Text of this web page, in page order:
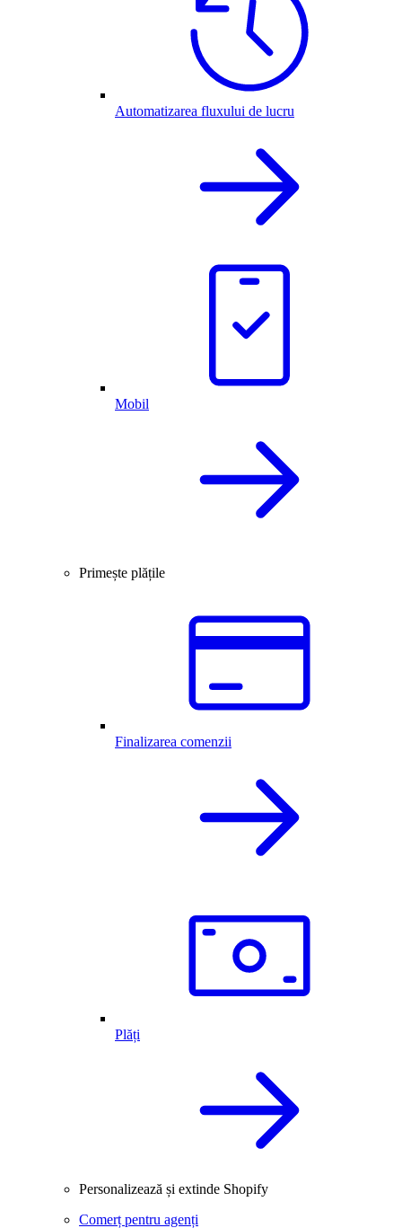
Automatizarea fluxului de lucru
Mobil
Primește plățile
Finalizarea comenzii
Plăți
Personalizează și extinde Shopify
Comerț pentru agenți